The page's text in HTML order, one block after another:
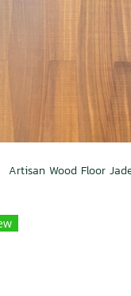
Artisan Wood Floor